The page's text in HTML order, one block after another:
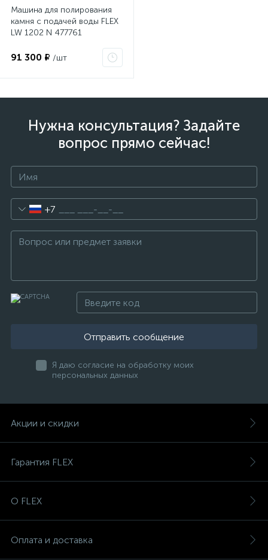
Машина для полирования
камня с подачей воды FLEX
LW 1202 N 477761
91 300 ₽ /шт
Нужна консультация? Задайте
вопрос прямо сейчас!
+7
Отправить сообщение
Я даю согласие на обработку моих
персональных данных
Акции и скидки
Гарантия FLEX
О FLEX
Оплата и доставка